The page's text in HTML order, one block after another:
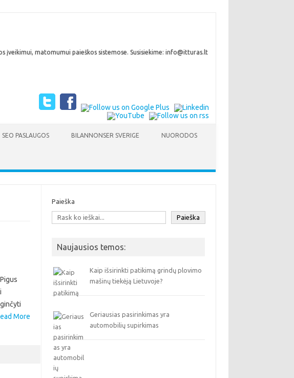
įveikimui, matomumui paieškos sistemose. Susisiekime: info@itturas.lt
SEO PASLAUGOS BILANNONSER SVERIGE NUORODOS
More
Paieška
Paieška
Naujausios temos:
Kaip išsirinkti patikimą grindų plovimo
mašinų tiekėją Lietuvoje?
Geriausias pasirinkimas yra
automobilių supirkimas